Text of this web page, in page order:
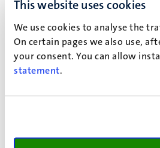
This website uses cookies
We use cookies to analyse the
On certain pages we also use,
your consent. You can allow
statement.